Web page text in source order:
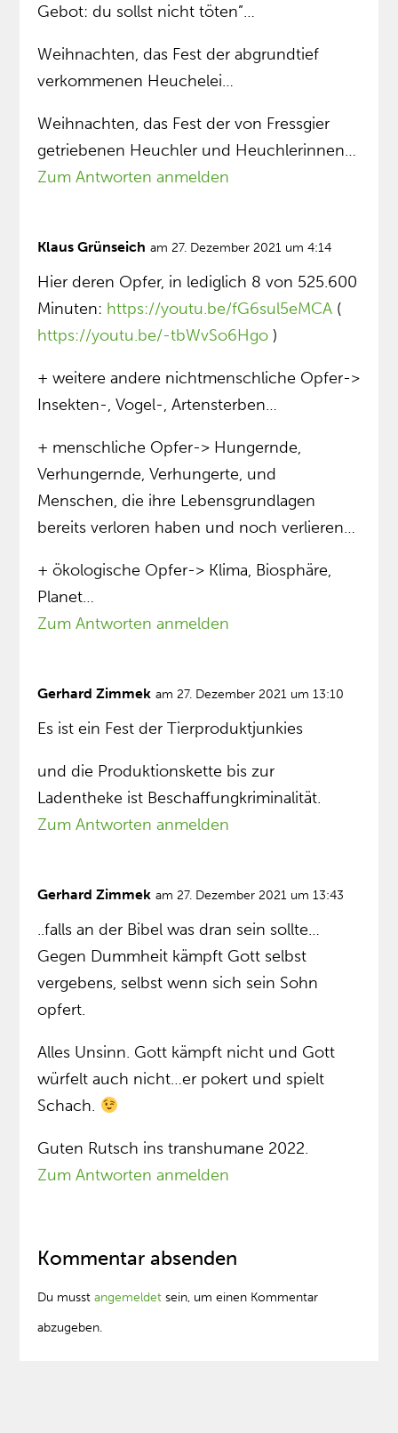
Gebot: du sollst nicht töten”…
Weihnachten, das Fest der abgrundtief
verkommenen Heuchelei…
Weihnachten, das Fest der von Fressgier
getriebenen Heuchler und Heuchlerinnen…
Zum Antworten anmelden
Klaus Grünseich am 27. Dezember 2021 um 4:14
Hier deren Opfer, in lediglich 8 von 525.600
Minuten: https://youtu.be/fG6sul5eMCA (
https://youtu.be/-tbWvSo6Hgo )
+ weitere andere nichtmenschliche Opfer->
Insekten-, Vogel-, Artensterben…
+ menschliche Opfer-> Hungernde,
Verhungernde, Verhungerte, und
Menschen, die ihre Lebensgrundlagen
bereits verloren haben und noch verlieren…
+ ökologische Opfer-> Klima, Biosphäre,
Planet…
Zum Antworten anmelden
Gerhard Zimmek am 27. Dezember 2021 um 13:10
Es ist ein Fest der Tierproduktjunkies
und die Produktionskette bis zur
Ladentheke ist Beschaffungkriminalität.
Zum Antworten anmelden
Gerhard Zimmek am 27. Dezember 2021 um 13:43
..falls an der Bibel was dran sein sollte…
Gegen Dummheit kämpft Gott selbst
vergebens, selbst wenn sich sein Sohn
opfert.
Alles Unsinn. Gott kämpft nicht und Gott
würfelt auch nicht…er pokert und spielt
Schach.
Guten Rutsch ins transhumane 2022.
Zum Antworten anmelden
Kommentar absenden
Du musstangemeldet sein, um einen Kommentar
abzugeben.